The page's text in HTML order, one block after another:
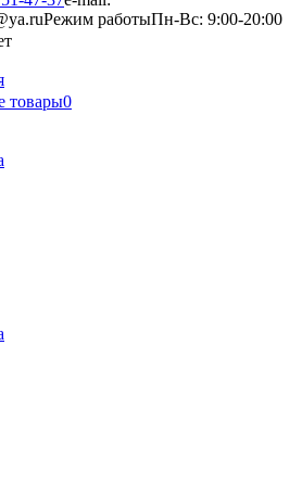
Режим работыПн-Вс: 9:00-20:00
товары0